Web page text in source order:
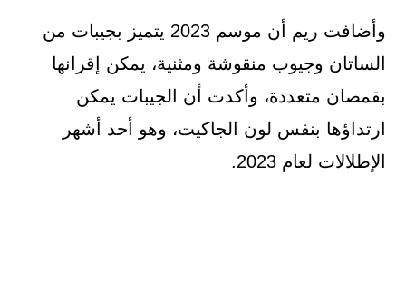
وأضافت ريم أن موسم 2023 يتميز بجيبات من
الساتان وجيوب منقوشة ومثنية، يمكن إقرانها
بقمصان متعددة، وأكدت أن الجيبات يمكن
ارتداؤها بنفس لون الجاكيت، وهو أحد أشهر
الإطلالات لعام 2023.